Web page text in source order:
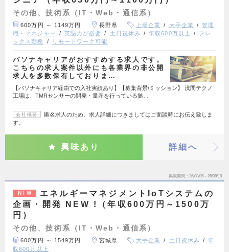
その他、技術系（IT・Web・通信系）
600万円 ～ 1149万円 長野県 上場企業 大手企業
管理
職・マネジャー
英語力が必要 土日祝休み 年収600万以上
フレ
ックス勤務
リモートワーク可能
パソナキャリアがおすすめする求人です。
こちらの求人案件以外にも各業界の非公開
求人を多数保有しておりま…
【パソナキャリア経由での入社実績あり】【募集背景/ミッション】 浅間テクノ
工場は、TMRセンサーの開発・量産を行っている拠…
会社概要
匿名求人のため、求人詳細につきましてはご面談時にお伝え致しま
す。
興味あり 詳細へ
掲載期間 26/08/06～26/08/19
NEW
エネルギーマネジメントIoTシステムの
企画・開発 NEW !（年収600万円～1500万
円）
その他、技術系（IT・Web・通信系）
600万円 ～ 1549万円 宮城県 大手企業 土日祝休み
年
収600万以上